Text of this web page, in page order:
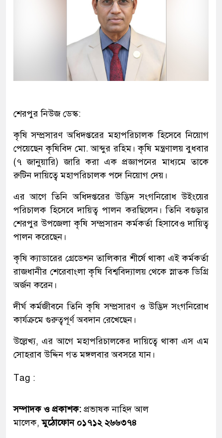
শেরপুর নিউজ ডেস্ক:
কৃষি সম্প্রসারণ অধিদপ্তরের মহাপরিচালক হিসেবে নিয়োগ
পেয়েছেন কৃষিবিদ মো. আব্দুর রহিম। কৃষি মন্ত্রণালয় বুধবার
(৭ জানুয়ারি) জারি করা এক প্রজ্ঞাপনের মাধ্যমে তাকে
রুটিন দায়িত্বে মহাপরিচালক পদে নিয়োগ দেয়।
এর আগে তিনি অধিদপ্তরের উদ্ভিদ সংগনিরোধ উইংয়ের
পরিচালক হিসেবে দায়িত্ব পালন করছিলেন। তিনি বগুড়ার
শেরপুর উপজেলা কৃষি সম্প্রসারন কর্মকর্তা হিসাবেও দায়িত্ব
পালন করেছেন।
কৃষি ক্যাডারের গ্রেডেশন তালিকার শীর্ষে থাকা এই কর্মকর্তা
রাজধানীর শেরেবাংলা কৃষি বিশ্ববিদ্যালয় থেকে স্নাতক ডিগ্রি
অর্জন করেন।
দীর্ঘ কর্মজীবনে তিনি কৃষি সম্প্রসারণ ও উদ্ভিদ সংগনিরোধ
কার্যক্রমে গুরুত্বপূর্ণ অবদান রেখেছেন।
উল্লেখ্য, এর আগে মহাপরিচালকের দায়িত্বে থাকা এস এম
সোহরাব উদ্দিন গত মঙ্গলবার অবসরে যান।
Tag :
সম্পাদক ও প্রকাশক: প্রভাষক নাহিদ আল
মালেক,মুঠোফোন ০১৭১২ ২৬৬৩৭৪